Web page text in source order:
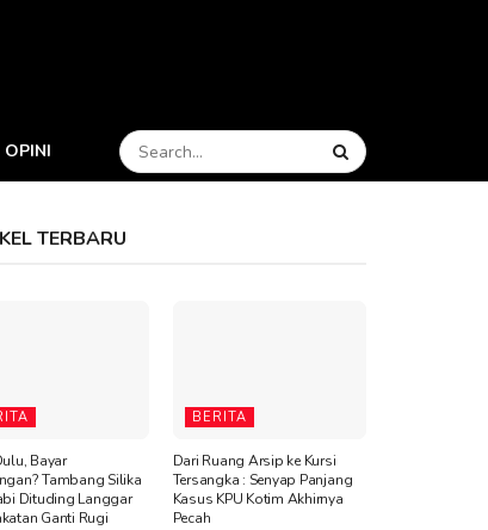
OPINI
TERBARU
Bayar
Tambang Silika
Dituding Langgar
Ganti Rugi
BERITA
Dari Ruang Arsip ke Kursi
Tersangka : Senyap Panjang
Kasus KPU Kotim Akhirnya
Pecah